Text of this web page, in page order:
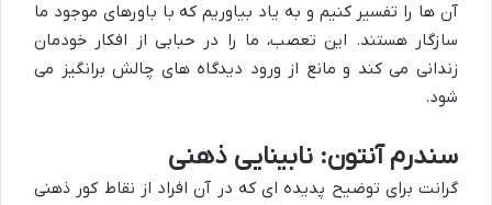
آن ها را تفسیر کنیم و به یاد بیاوریم که با باورهای موجود ما
سازگار هستند. این تعصب، ما را در حبابی از افکار خودمان
زندانی می کند و مانع از ورود دیدگاه های چالش برانگیز می
شود.
سندرم آنتون: نابینایی ذهنی
گرانت برای توضیح پدیده ای که در آن افراد از نقاط کور ذهنی